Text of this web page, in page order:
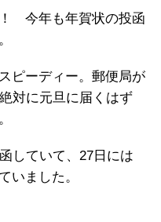
今年も年賀状の投函
ピーディー。郵便局が
対に元旦に届くはず
していて、27日には
いました。